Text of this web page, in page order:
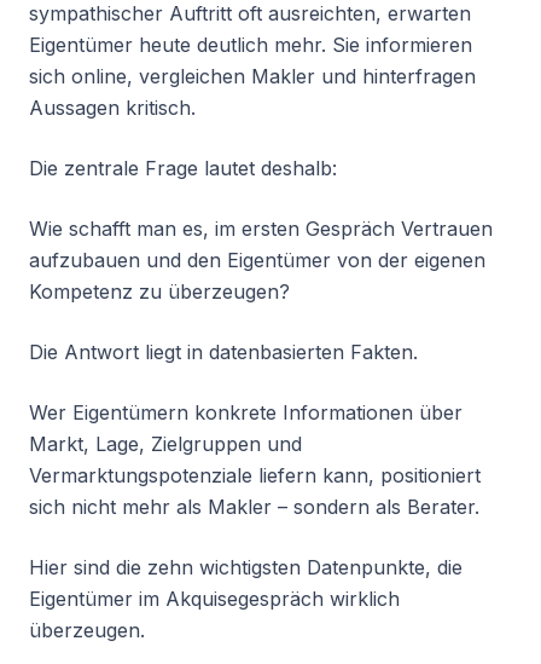
sympathischer Auftritt oft ausreichten, erwarten
Eigentümer heute deutlich mehr. Sie informieren
sich online, vergleichen Makler und hinterfragen
Aussagen kritisch.
Die zentrale Frage lautet deshalb:
Wie schafft man es, im ersten Gespräch Vertrauen
aufzubauen und den Eigentümer von der eigenen
Kompetenz zu überzeugen?
Die Antwort liegt in datenbasierten Fakten.
Wer Eigentümern konkrete Informationen über
Markt, Lage, Zielgruppen und
Vermarktungspotenziale liefern kann, positioniert
sich nicht mehr als Makler – sondern als Berater.
Hier sind die zehn wichtigsten Datenpunkte, die
Eigentümer im Akquisegespräch wirklich
überzeugen.